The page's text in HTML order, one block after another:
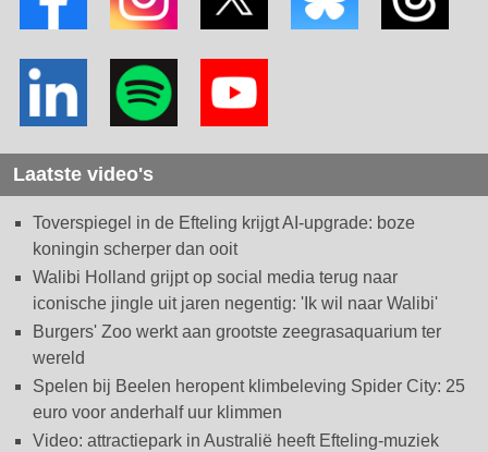
Laatste video's
Toverspiegel in de Efteling krijgt AI-upgrade: boze
koningin scherper dan ooit
Walibi Holland grijpt op social media terug naar
iconische jingle uit jaren negentig: 'Ik wil naar Walibi'
Burgers' Zoo werkt aan grootste zeegrasaquarium ter
wereld
Spelen bij Beelen heropent klimbeleving Spider City: 25
euro voor anderhalf uur klimmen
Video: attractiepark in Australië heeft Efteling-muziek